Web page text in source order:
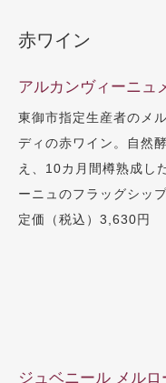
赤ワイン
アルカンヴィーニュ
東御市指定生産者のメ
ディの赤ワイン。自然
え、10カ月間樽熟成し
ーニュのフラッグシッ
定価（税込）3,630円
ジュベニール メル